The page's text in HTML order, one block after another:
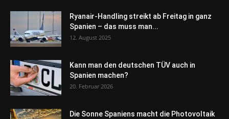
Ryanair-Handling streikt ab Freitag in ganz
Spanien – das muss man...
12. August 2025
Kann man den deutschen TÜV auch in
Spanien machen?
20. Februar 2026
Die Sonne Spaniens macht die Photovoltaik